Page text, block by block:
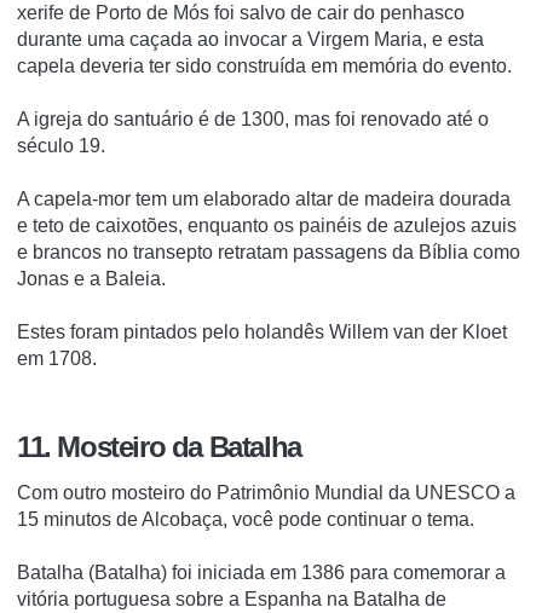
xerife de Porto de Mós foi salvo de cair do penhasco
durante uma caçada ao invocar a Virgem Maria, e esta
capela deveria ter sido construída em memória do evento.
A igreja do santuário é de 1300, mas foi renovado até o
século 19.
A capela-mor tem um elaborado altar de madeira dourada
e teto de caixotões, enquanto os painéis de azulejos azuis
e brancos no transepto retratam passagens da Bíblia como
Jonas e a Baleia.
Estes foram pintados pelo holandês Willem van der Kloet
em 1708.
11. Mosteiro da Batalha
Com outro mosteiro do Patrimônio Mundial da UNESCO a
15 minutos de Alcobaça, você pode continuar o tema.
Batalha (Batalha) foi iniciada em 1386 para comemorar a
vitória portuguesa sobre a Espanha na Batalha de